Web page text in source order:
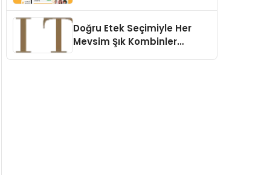
Doğru Etek Seçimiyle Her
Mevsim Şık Kombinler